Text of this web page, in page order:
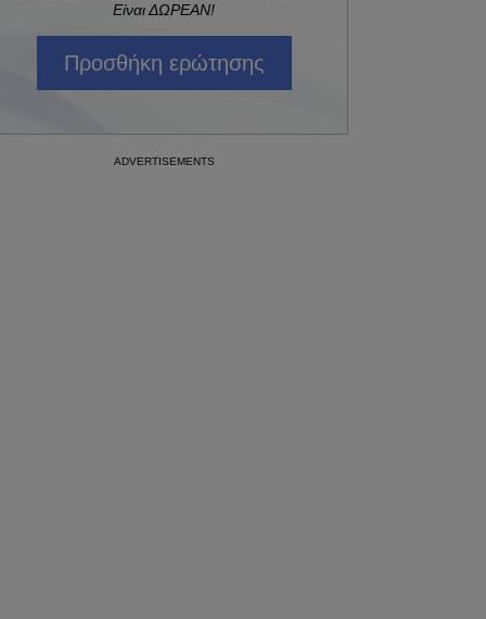
Είναι ΔΩΡΕΑΝ!
Προσθήκη ερώτησης